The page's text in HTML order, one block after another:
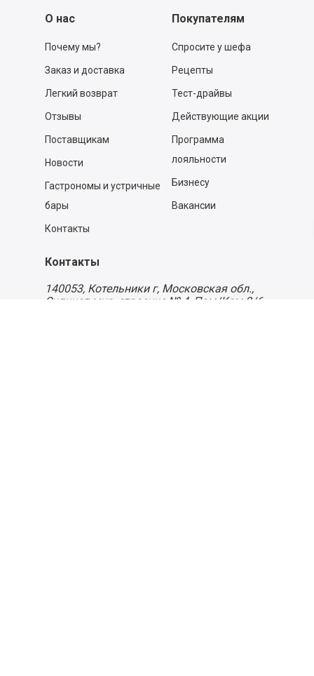
О нас
Почему мы?
Заказ и доставка
Легкий возврат
Отзывы
Поставщикам
Новости
Гастрономы и устричные
бары
Контакты
Покупателям
Спросите у шефа
Рецепты
Тест-драйвы
Действующие акции
Программа
лояльности
Бизнесу
Вакансии
Контакты
140053, Котельники г, Московская обл.,
Силикат мкр, строение № 4, Пом/Ком 2/6